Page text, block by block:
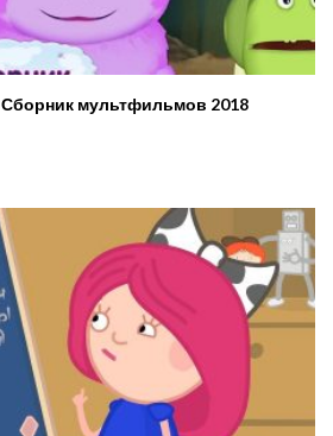
Сборник мультфильмов 2018